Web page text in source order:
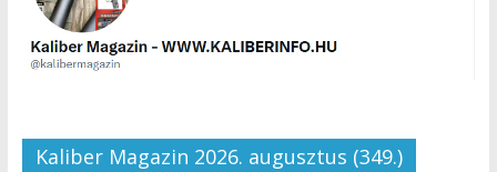
Kaliber Magazin 2026. augusztus (349.)